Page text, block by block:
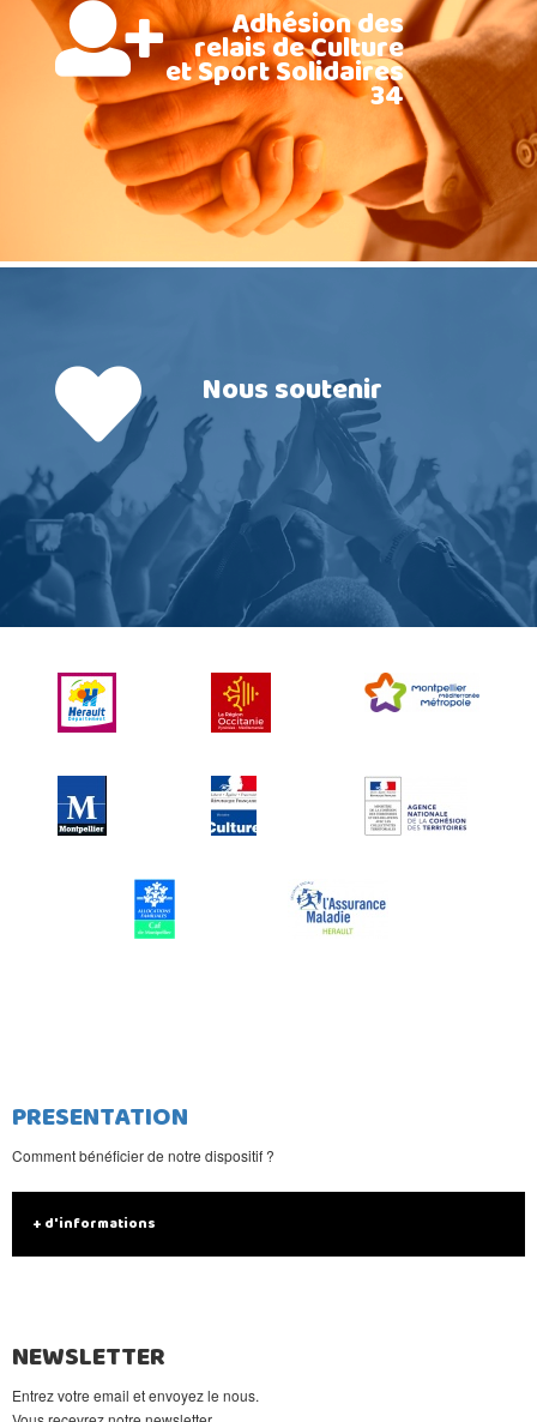
Adhésion des
relais de Culture
et Sport Solidaires
34
Nous soutenir
PRESENTATION
Comment bénéficier de notre dispositif ?
+ d'informations
NEWSLETTER
Entrez votre email et envoyez le nous.